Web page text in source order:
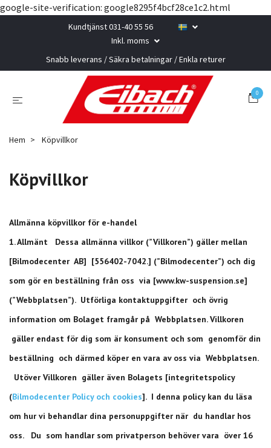
google-site-verification: google8295f4bcf28ce1c2.html
Kundtjänst 031-40 55 56
Inkl. moms
Snabb leverans / Säkra betalningar / Enkla returer
0
Hem Köpvillkor
Köpvillkor
Allmänna köpvillkor för e-handel
1. Allmänt Dessa allmänna villkor (”Villkoren”) gäller mellan
[Bilmodecenter AB] [556402-7042.] (”Bilmodecenter”) och dig
som gör en beställning från oss via [www.kw-suspension.se]
(”Webbplatsen”). Utförliga kontaktuppgifter och övrig
information om Bolaget framgår på Webbplatsen. Villkoren
gäller endast för dig som är konsument och som genomför din
beställning och därmed köper en vara av oss via Webbplatsen.
Utöver Villkoren gäller även Bolagets [integritetspolicy
(Bilmodecenter Policy och cookies]. I denna policy kan du läsa
om hur vi behandlar dina personuppgifter när du handlar hos
oss. Du som handlar som privatperson behöver vara över 16